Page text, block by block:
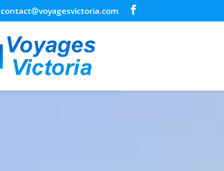
contact@voyagesvictoria.com